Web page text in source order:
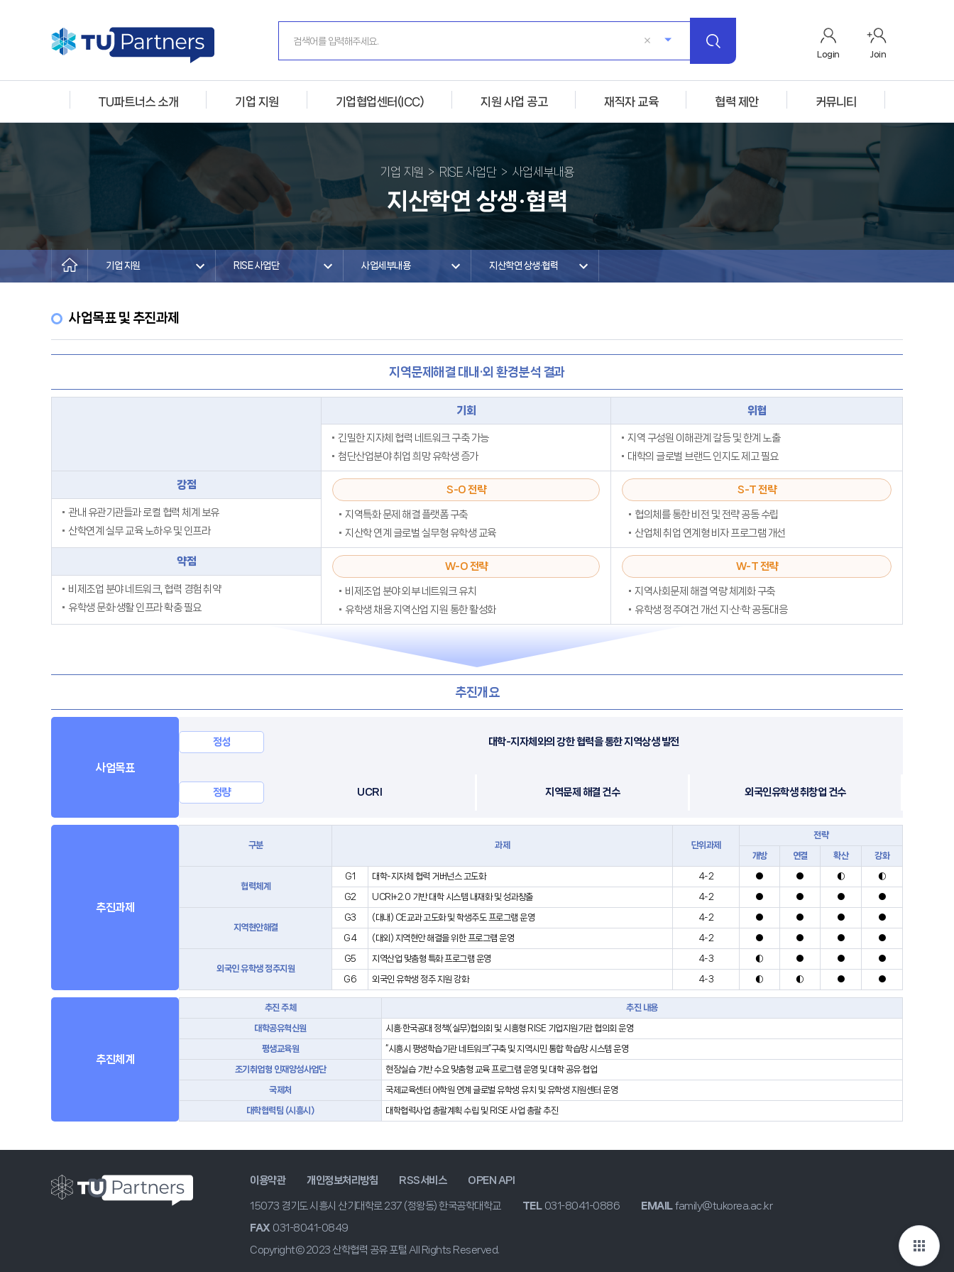
Login Join
TU파트너스 소개 기업 지원 기업협업센터(ICC) 지원 사업 공고 재직자 교육 협력 제안 커뮤니티
기업 지원 RISE 사업단 사업세부내용
지산학연 상생·협력
기업 지원 RISE 사업단 사업세부내용 지산학연 상생·협력
사업목표 및 추진과제
지역문제해결 대내·외 환경분석 결과
기회 위협
긴밀한 지자체 협력 네트워크 구축 가능
첨단산업분야 취업 희망 유학생 증가
지역 구성원 이해관계 갈등 및 한계 노출
대학의 글로벌 브랜드 인지도 제고 필요
강점 S-O 전략
지역특화 문제 해결 플랫폼 구축
지산학 연계 글로벌 실무형 유학생 교육
S-T 전략
협의체를 통한 비전 및 전략 공동 수립
산업체 취업 연계형 비자 프로그램 개선
관내 유관기관들과 로컬 협력 체계 보유
산학연계 실무 교육 노하우 및 인프라
약점 W-O 전략
비제조업 분야 외부 네트워크 유치
유학생 채용 지역산업 지원 통한 활성화
W-T 전략
지역사회문제 해결 역량 체계화 구축
유학생 정주여건 개선 지·산·학 공동대응
비제조업 분야 네트워크, 협력 경험 취약
유학생 문화·생활 인프라 확충 필요
추진개요
사업목표
정성 대학-지자체와의 강한 협력을 통한 지역상생 발전
정량 UCRI 지역문제 해결 건수 외국인유학생 취창업 건수
추진과제
구분 과제 단위과제
전략
개방 연결 확산 강화
협력체계
G1 대학-지자체 협력 거버넌스 고도화 4-2 ● ● ◐ ◐
G2 UCRI+2.0 기반 대학 시스템 내재화 및 성과창출 4-2 ● ● ● ●
지역현안해결
G3 (대내) CE교과 고도화 및 학생주도 프로그램 운영 4-2 ● ● ● ●
G4 (대외) 지역현안 해결을 위한 프로그램 운영 4-2 ● ● ● ●
외국인 유학생 정주지원
G5 지역산업 맞춤형 특화 프로그램 운영 4-3 ◐ ● ● ●
G6 외국인 유학생 정주 지원 강화 4-3 ◐ ◐ ● ●
추진체계
추진 주체 추진 내용
대학공유혁신원 시흥·한국공대 정책(실무)협의회 및 시흥형 RISE 기업지원기관 협의회 운영
평생교육원 “시흥시 평생학습기관 네트워크”구축 및 지역시민 통합 학습망 시스템 운영
조기취업형 인재양성사업단 현장실습 기반 수요 맞춤형 교육 프로그램 운영 및 대학 공유·협업
국제처 국제교육센터 어학원 연계 글로벌 유학생 유치 및 유학생 지원센터 운영
대학협력팀 (시흥시) 대학협력사업 총괄계획 수립 및 RISE 사업 총괄 추진
이용약관 개인정보처리방침 RSS서비스 OPEN API
15073 경기도 시흥시 산기대학로 237 (정왕동) 한국공학대학교 TEL 031-8041-0886 EMAILfamily@tukorea.ac.kr
FAX 031-8041-0849
Copyright© 2023 산학협력 공유 포털 All Rights Reserved.